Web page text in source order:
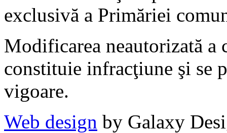
exclusivă a Primăriei
Modificarea neautorizată a
constituie infracţiune şi se
vigoare.
Web design by Galaxy